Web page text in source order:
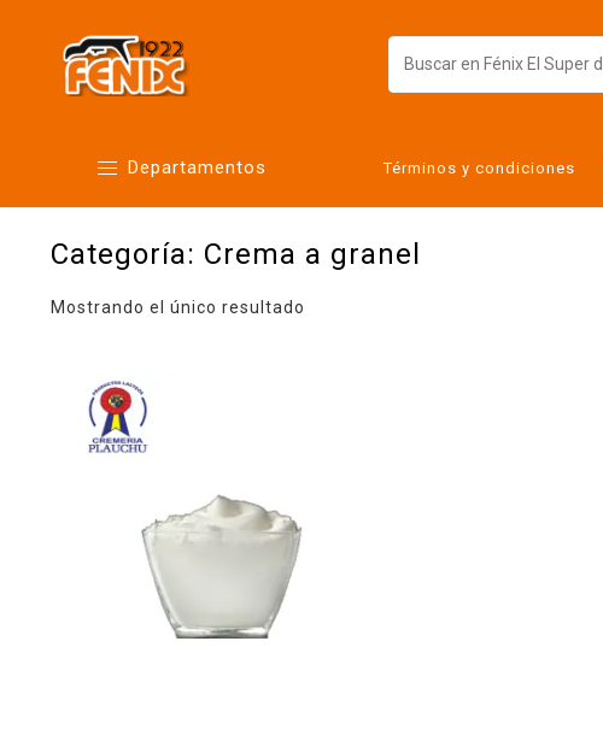
Departamentos
Alimentos
Artículos para el hogar
Botanas y bebidas
Cuidado de la ropa
Cuidado personal
Lácteos
Limpieza del hogar
Términos y condiciones
Categoría: Crema a granel
Mostrando el único resultado